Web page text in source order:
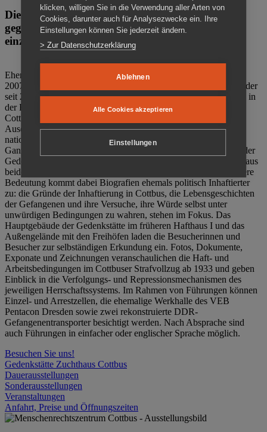
Die Gedenkstätte Zuchthaus Cottbus ist ein Ort
gegen das Vergessen. Anschaulich, nah und
einzigartig.
Ehemalige politische Häftlinge der DDR gründeten im Oktober
2007 den Verein Menschenrechtszentrum Cottbus e. V. (MRZ), der
seit 2011 Eigentümer des ehemaligen Gefängnisses (1860-2002) in
der Bautzener Straße und Träger der Gedenkstätte Zuchthaus
Cottbus ist. Im Zentrum der Arbeit der Gedenkstätte steht die
Auseinandersetzung mit politischem Unrecht während der
nationalsozialistischen Terrorherrschaft und der SED-Diktatur.
Ganzjährig zeigen mehrere Dauer- und Sonderausstellungen in der
Gedenkstätte Zuchthaus Cottbus Beispiele politischen Unrechts aus
beiden deutschen Diktaturen des 20. Jahrhunderts. Eine besondere
Bedeutung kommt dabei Biografien ehemals politisch Inhaftierter
zu: die Gründe der Inhaftierung in Cottbus, die Lebensgeschichten
der Gefangenen und ihre Versuche, ihre Würde selbst unter
unwürdigen Bedingungen zu wahren, stehen im Fokus. Das
Hauptgebäude der Gedenkstätte im früheren Hafthaus I und das
Außengelände mit den Freihöfen laden die Besucherinnen und
Besucher zur selbständigen Erkundung ein. Fotos, Dokumente,
Exponate und Zeichnungen veranschaulichen die Haft- und
Arbeitsbedingungen im Cottbuser Strafvollzug ab 1933 und geben
Einblick in die Verfolgungs- und Repressionsmechanismen des
jeweiligen Herrschaftssystems. Im Rahmen von Führungen können
Einzel- und Arrestzellen, die ehemalige Werkhalle des VEB
Pentacon Dresden sowie zwei rekonstruierte DDR-
Gefangenentransporter besichtigt werden. Nach Absprache sind
auch Führungen in einfacher oder englischer Sprache möglich.
Besuchen Sie uns!
Gedenkstätte Zuchthaus Cottbus
Dauerausstellungen
Sonderausstellungen
Veranstaltungen
Anfahrt, Preise und Öffnungszeiten
klicken, willigen Sie in die Verwendung aller Arten von
Cookies, darunter auch für Analysezwecke ein. Ihre
Einstellungen können Sie jederzeit ändern.
> Zur Datenschutzerklärung
Ablehnen
Alle Cookies akzeptieren
Einstellungen